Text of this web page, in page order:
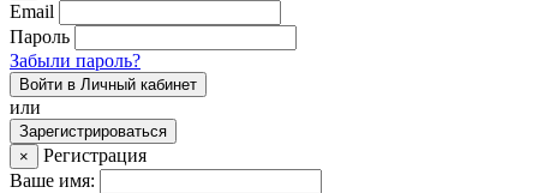
Email
Пароль
Забыли пароль?
Войти в Личный кабинет
или
Зарегистрироваться
×
Регистрация
Ваше имя: